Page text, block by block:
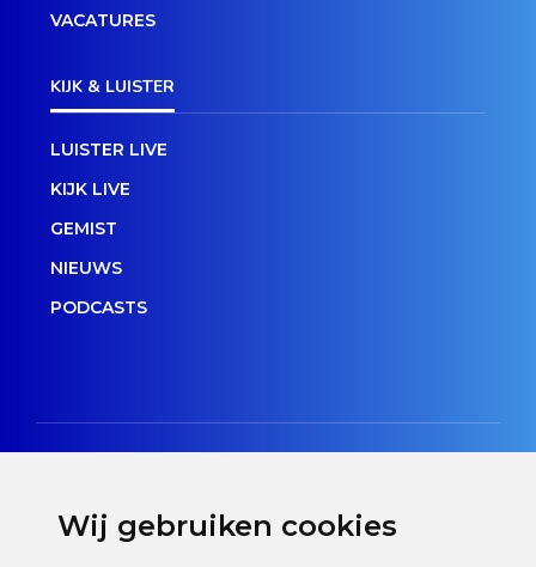
Wij gebruiken cookies
VACATURES
KIJK & LUISTER
LUISTER LIVE
KIJK LIVE
GEMIST
NIEUWS
PODCASTS